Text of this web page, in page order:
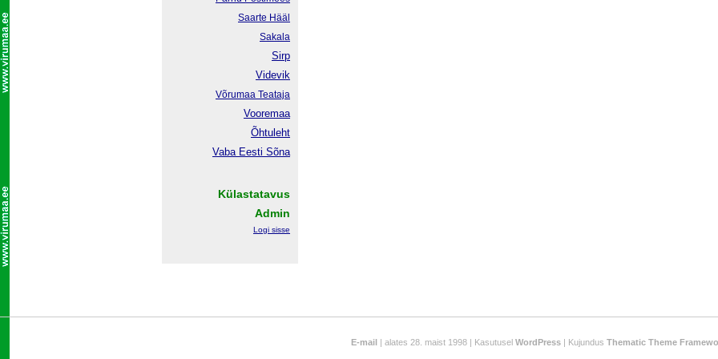
Saarte Hääl
Sakala
Sirp
Videvik
Võrumaa Teataja
Vooremaa
Õhtuleht
Vaba Eesti Sõna
Külastatavus
Admin
Logi sisse
E-mail| alates 28. maist 1998 | Kasutusel WordPress| Kujundus Thematic Theme